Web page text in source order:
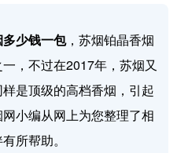
少钱一包，苏烟铂晶香烟
，不过在2017年，苏烟又
是顶级的高档香烟，引起
小编从网上为您整理了相
所帮助。